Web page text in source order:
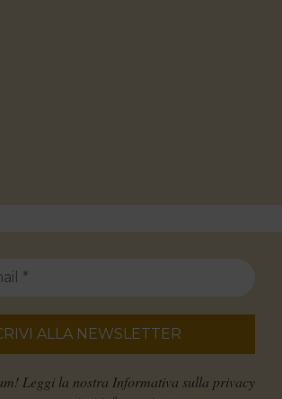
Leggi la nostra Informativa sulla privacy